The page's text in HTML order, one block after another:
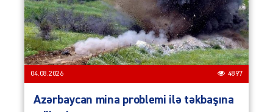
04.08.2026 4897
Azərbaycan mina problemi ilə təkbaşına